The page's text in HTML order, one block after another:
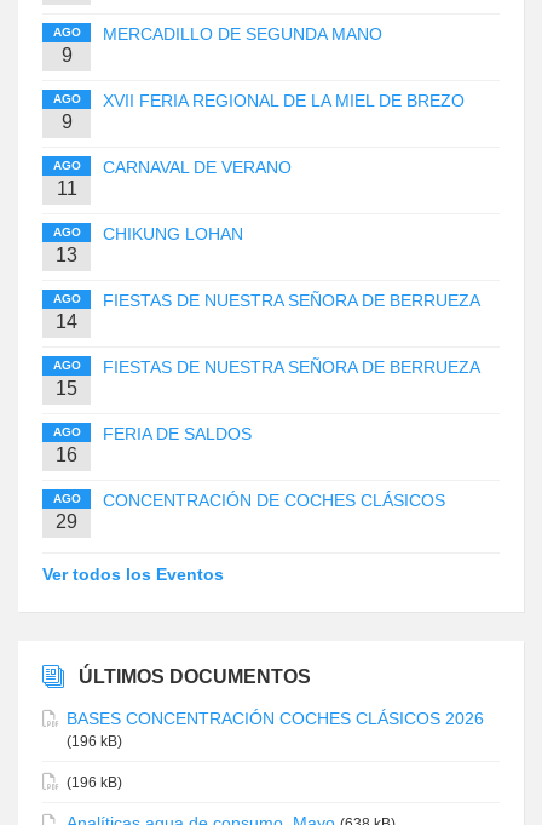
AGO
9
MERCADILLO DE SEGUNDA MANO
AGO
9
XVII FERIA REGIONAL DE LA MIEL DE BREZO
AGO
11
CARNAVAL DE VERANO
AGO
13
CHIKUNG LOHAN
AGO
14
FIESTAS DE NUESTRA SEÑORA DE BERRUEZA
AGO
15
FIESTAS DE NUESTRA SEÑORA DE BERRUEZA
AGO
16
FERIA DE SALDOS
AGO
29
CONCENTRACIÓN DE COCHES CLÁSICOS
Ver todos los Eventos
ÚLTIMOS DOCUMENTOS
BASES CONCENTRACIÓN COCHES CLÁSICOS 2026
(196 kB)
(196 kB)